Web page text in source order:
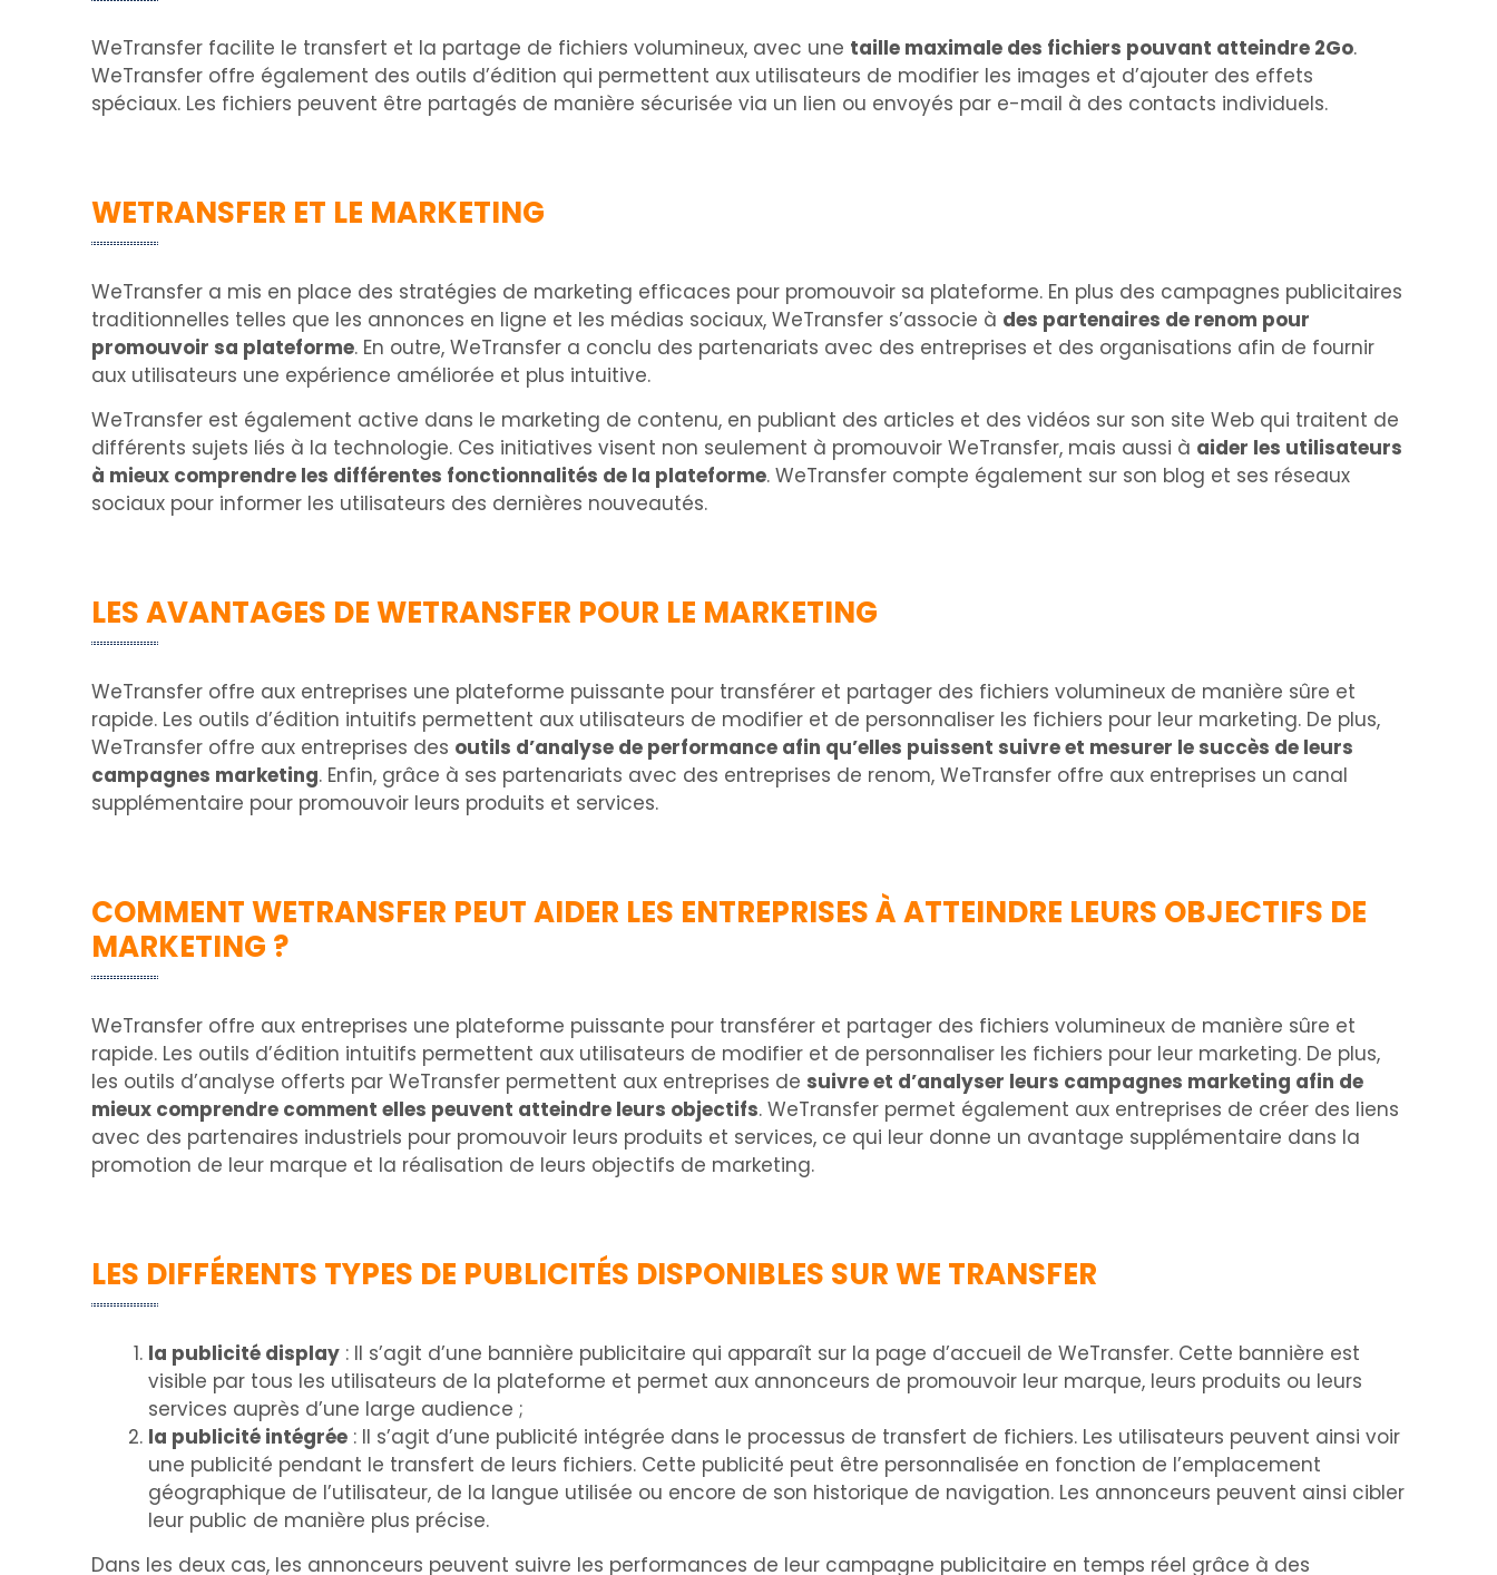
WeTransfer facilite le transfert et la partage de fichiers volumineux, avec une taille maximale des fichiers pouvant atteindre 2Go.
WeTransfer offre également des outils d’édition qui permettent aux utilisateurs de modifier les images et d’ajouter des effets
spéciaux. Les fichiers peuvent être partagés de manière sécurisée via un lien ou envoyés par e-mail à des contacts individuels.
WETRANSFER ET LE MARKETING
WeTransfer a mis en place des stratégies de marketing efficaces pour promouvoir sa plateforme. En plus des campagnes publicitaires
traditionnelles telles que les annonces en ligne et les médias sociaux, WeTransfer s’associe à des partenaires de renom pour
promouvoir sa plateforme. En outre, WeTransfer a conclu des partenariats avec des entreprises et des organisations afin de fournir
aux utilisateurs une expérience améliorée et plus intuitive.
WeTransfer est également active dans le marketing de contenu, en publiant des articles et des vidéos sur son site Web qui traitent de
différents sujets liés à la technologie. Ces initiatives visent non seulement à promouvoir WeTransfer, mais aussi à aider les utilisateurs
à mieux comprendre les différentes fonctionnalités de la plateforme. WeTransfer compte également sur son blog et ses réseaux
sociaux pour informer les utilisateurs des dernières nouveautés.
LES AVANTAGES DE WETRANSFER POUR LE MARKETING
WeTransfer offre aux entreprises une plateforme puissante pour transférer et partager des fichiers volumineux de manière sûre et
rapide. Les outils d’édition intuitifs permettent aux utilisateurs de modifier et de personnaliser les fichiers pour leur marketing. De plus,
WeTransfer offre aux entreprises des outils d’analyse de performance afin qu’elles puissent suivre et mesurer le succès de leurs
campagnes marketing. Enfin, grâce à ses partenariats avec des entreprises de renom, WeTransfer offre aux entreprises un canal
supplémentaire pour promouvoir leurs produits et services.
COMMENT WETRANSFER PEUT AIDER LES ENTREPRISES À ATTEINDRE LEURS OBJECTIFS DE
MARKETING ?
WeTransfer offre aux entreprises une plateforme puissante pour transférer et partager des fichiers volumineux de manière sûre et
rapide. Les outils d’édition intuitifs permettent aux utilisateurs de modifier et de personnaliser les fichiers pour leur marketing. De plus,
les outils d’analyse offerts par WeTransfer permettent aux entreprises de suivre et d’analyser leurs campagnes marketing afin de
mieux comprendre comment elles peuvent atteindre leurs objectifs. WeTransfer permet également aux entreprises de créer des liens
avec des partenaires industriels pour promouvoir leurs produits et services, ce qui leur donne un avantage supplémentaire dans la
promotion de leur marque et la réalisation de leurs objectifs de marketing.
LES DIFFÉRENTS TYPES DE PUBLICITÉS DISPONIBLES SUR WE TRANSFER
la publicité display : Il s’agit d’une bannière publicitaire qui apparaît sur la page d’accueil de WeTransfer. Cette bannière est
visible par tous les utilisateurs de la plateforme et permet aux annonceurs de promouvoir leur marque, leurs produits ou leurs
services auprès d’une large audience ;
la publicité intégrée : Il s’agit d’une publicité intégrée dans le processus de transfert de fichiers. Les utilisateurs peuvent ainsi voir
une publicité pendant le transfert de leurs fichiers. Cette publicité peut être personnalisée en fonction de l’emplacement
géographique de l’utilisateur, de la langue utilisée ou encore de son historique de navigation. Les annonceurs peuvent ainsi cibler
leur public de manière plus précise.
Dans les deux cas, les annonceurs peuvent suivre les performances de leur campagne publicitaire en temps réel grâce à des